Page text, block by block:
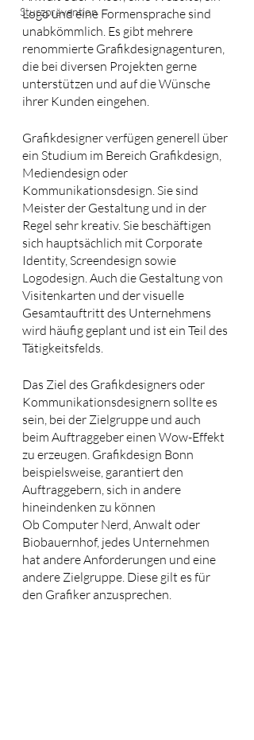
Sturzprävention
Logo und eine Formensprache sind
unabkömmlich. Es gibt mehrere
renommierte Grafikdesignagenturen,
die bei diversen Projekten gerne
unterstützen und auf die Wünsche
ihrer Kunden eingehen.
Grafikdesigner verfügen generell über
ein Studium im Bereich Grafikdesign,
Mediendesign oder
Kommunikationsdesign. Sie sind
Meister der Gestaltung und in der
Regel sehr kreativ. Sie beschäftigen
sich hauptsächlich mit Corporate
Identity, Screendesign sowie
Logodesign. Auch die Gestaltung von
Visitenkarten und der visuelle
Gesamtauftritt des Unternehmens
wird häufig geplant und ist ein Teil des
Tätigkeitsfelds.
Das Ziel des Grafikdesigners oder
Kommunikationsdesignern sollte es
sein, bei der Zielgruppe und auch
beim Auftraggeber einen Wow-Effekt
zu erzeugen. Grafikdesign Bonn
beispielsweise, garantiert den
Auftraggebern, sich in andere
hineindenken zu können
Ob Computer Nerd, Anwalt oder
Biobauernhof, jedes Unternehmen
hat andere Anforderungen und eine
andere Zielgruppe. Diese gilt es für
den Grafiker anzusprechen.